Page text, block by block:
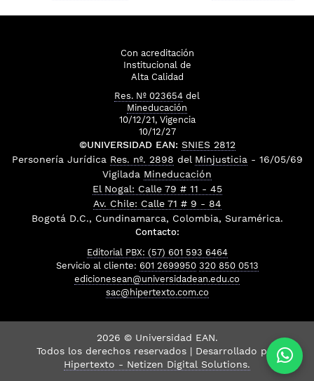
Con acreditación
Institucional de
Alta Calidad
Res. Nº 023654 del
Mineducación
10/12/21, Vigencia
10/12/27
©UNIVERSIDAD EAN: SNIES 2812
Personería Jurídica Res. nº. 2898 del Minjusticia - 16/05/69
Vigilada Mineducación
El Nogal: Calle 79 # 11 - 45
Av. Chile: Calle 71 # 9 - 84
Bogotá D.C., Cundinamarca, Colombia, Suramérica.
Contacto:
Editorial PBX: (57) 601 593 6464
Servicio al cliente: 601 2699950 320 850 0513
edicionesean@universidadean.edu.co
sac@hipertexto.com.co
2026 © Universidad EAN.
Todos los derechos reservados | Desarrollado por
Hipertexto - Netizen Digital Solutions.